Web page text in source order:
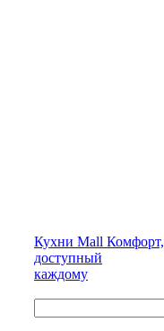
Кухни Mall Комфорт,
доступный
каждому